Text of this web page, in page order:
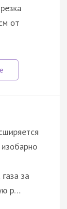
от
за
р…